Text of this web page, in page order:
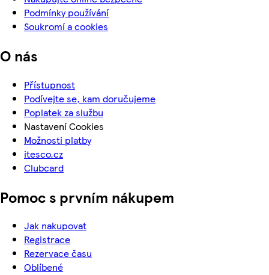
Podmínky používání
Soukromí a cookies
O nás
Přístupnost
Podívejte se, kam doručujeme
Poplatek za službu
Nastavení Cookies
Možnosti platby
itesco.cz
Clubcard
Pomoc s prvním nákupem
Jak nakupovat
Registrace
Rezervace času
Oblíbené